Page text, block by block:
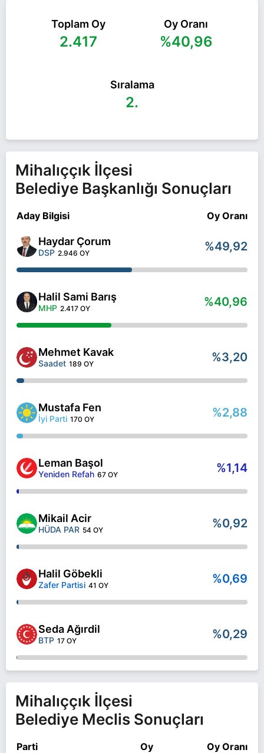
HAYATINA MIHALIÇÇIK'TA ESNAF OLARAK
BAŞLADI. 2014 YEREL SEÇIMLERINDE AK PARTI
MIHALIÇÇIK MECLIS ÜYESI OLDU. BU GÖREVI
SÜRESINCE BELEDIYE BAŞKANLIĞINI DA
Halil Sami Barış Eskişehir MİHALIÇÇIK belediye
başkan adayı olarak MHP ile 31 Mart 2024 yerel
ziyaret edin.
Toplam Oy
2.417
Oy Oranı
%40,96
Sıralama
2.
Mihalıççık İlçesi
Belediye Başkanlığı Sonuçları
Aday Bilgisi Oy Oranı
Haydar Çorum
DSP 2.946 OY %49,92
Halil Sami Barış
MHP 2.417 OY %40,96
Mehmet Kavak
Saadet 189 OY %3,20
Mustafa Fen
İyi Parti 170 OY %2,88
Leman Başol
Yeniden Refah 67 OY %1,14
Mikail Acir
HÜDA PAR 54 OY %0,92
Halil Göbekli
Zafer Partisi 41 OY %0,69
Seda Ağırdil
BTP 17 OY %0,29
Mihalıççık İlçesi
Belediye Meclis Sonuçları
Parti Oy Oy Oranı